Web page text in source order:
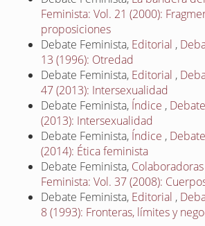
Feminista: Vol. 21 (2000):
proposiciones
Debate Feminista, Editorial ,
13 (1996): Otredad
Debate Feminista, Editorial ,
47 (2013): Intersexualidad
Debate Feminista, Índice ,
(2013): Intersexualidad
Debate Feminista, Índice ,
(2014): Ética feminista
Debate Feminista, Colaboradoras
Feminista: Vol. 37 (2008):
Debate Feminista, Editorial ,
8 (1993): Fronteras, límites y